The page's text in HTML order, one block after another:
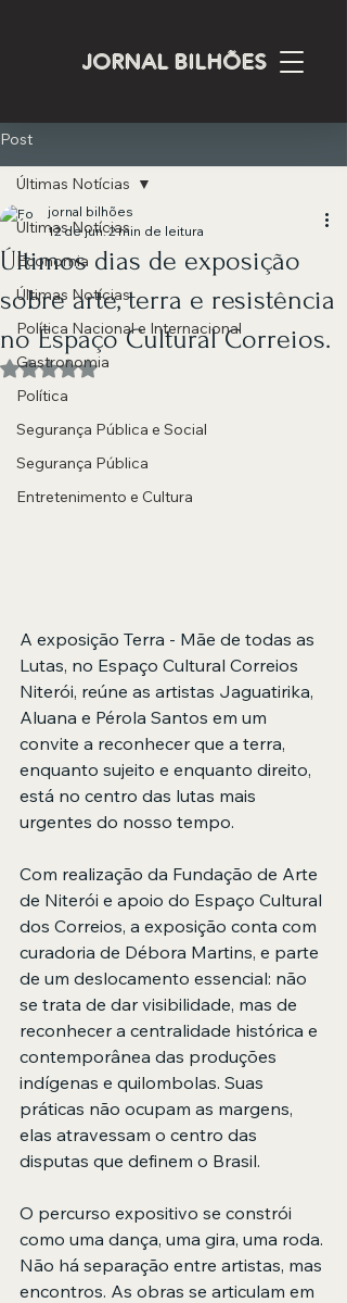
JORNAL BILHÕES
Post
Últimas Notícias
Economia
Últimas Notícias
Política Nacional e Internacional
Gastronomia
Política
Segurança Pública e Social
Segurança Pública
Entretenimento e Cultura
Últimas Notícias
Últimos dias de exposição
sobre arte, terra e resistência
no Espaço Cultural Correios.
jornal bilhões
12 de jun.2 min de leitura
Avaliado com NaN de 5 estrelas.
A exposição Terra - Mãe de todas as
Lutas, no Espaço Cultural Correios
Niterói, reúne as artistas Jaguatirika,
Aluana e Pérola Santos em um
convite a reconhecer que a terra,
enquanto sujeito e enquanto direito,
está no centro das lutas mais
urgentes do nosso tempo.
Com realização da Fundação de Arte
de Niterói e apoio do Espaço Cultural
dos Correios, a exposição conta com
curadoria de Débora Martins, e parte
de um deslocamento essencial: não
se trata de dar visibilidade, mas de
reconhecer a centralidade histórica e
contemporânea das produções
indígenas e quilombolas. Suas
práticas não ocupam as margens,
elas atravessam o centro das
disputas que definem o Brasil.
O percurso expositivo se constrói
como uma dança, uma gira, uma roda.
Não há separação entre artistas, mas
encontros. As obras se articulam em